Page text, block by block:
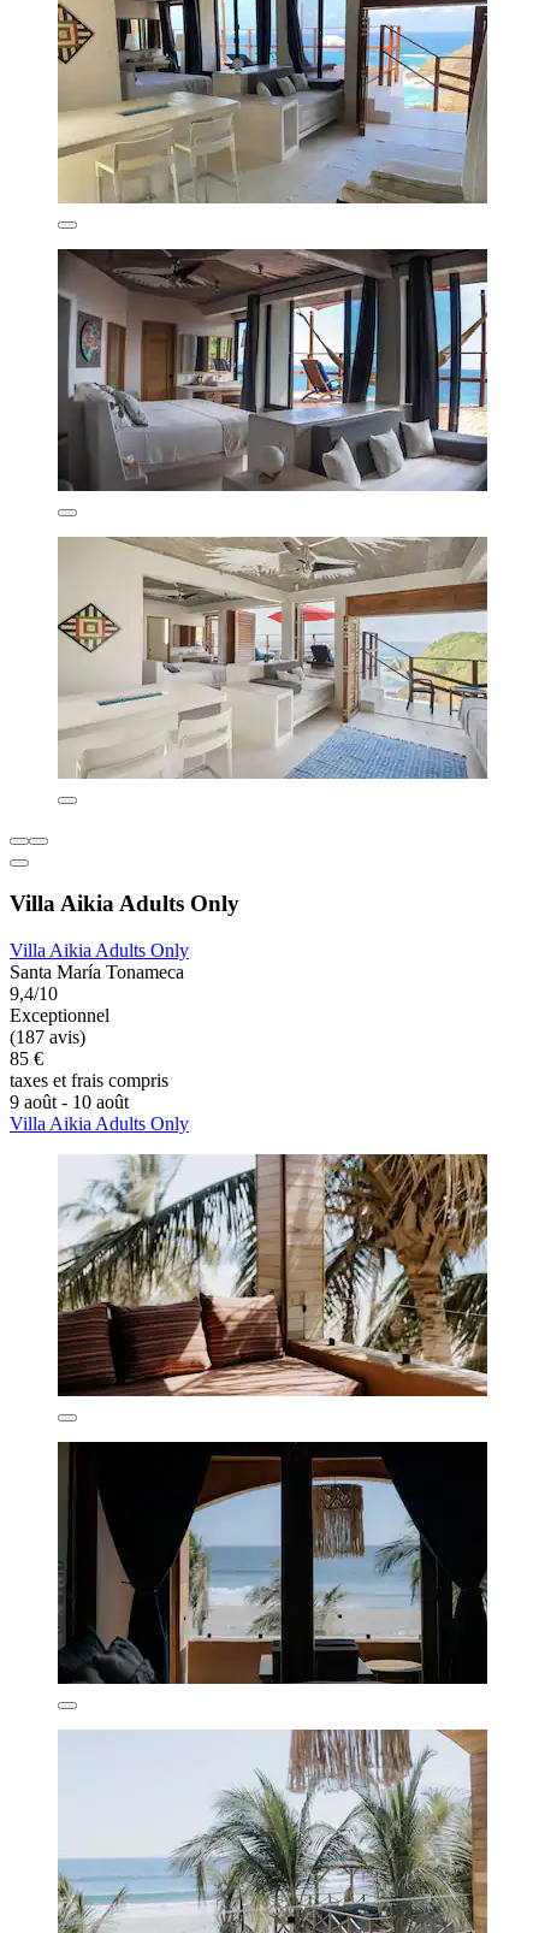
Villa Aikia Adults Only
Villa Aikia Adults Only
Santa María Tonameca
9,4/10
Exceptionnel
(187 avis)
85 €
taxes et frais compris
9 août - 10 août
Villa Aikia Adults Only